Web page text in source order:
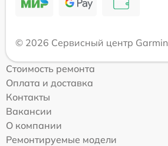
© 2026 Сервисный центр Garmin
Стоимость ремонта
Оплата и доставка
Контакты
Вакансии
О компании
Ремонтируемые модели